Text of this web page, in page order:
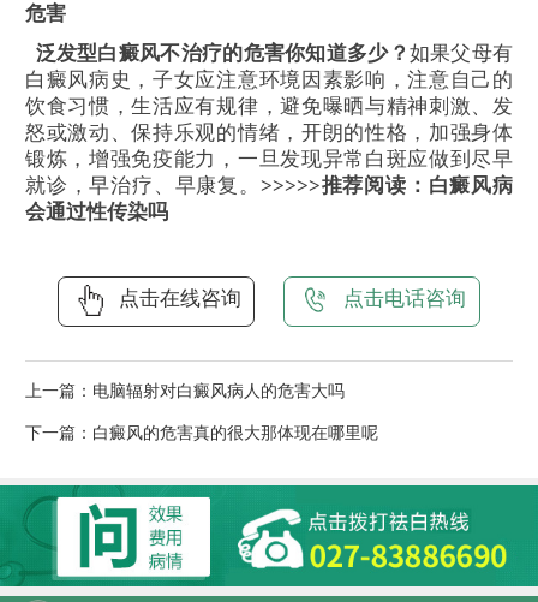
危害
泛发型白癜风不治疗的危害你知道多少？ 如果父母有
白癜风病史，子女应注意环境因素影响，注意自己的
饮食习惯，生活应有规律，避免曝晒与精神刺激、发
怒或激动、保持乐观的情绪，开朗的性格，加强身体
锻炼，增强免疫能力，一旦发现异常白斑应做到尽早
就诊，早治疗、早康复。 >>>>>推荐阅读：白癜风病
会通过性传染吗
点击在线咨询 点击电话咨询
上一篇： 电脑辐射对白癜风病人的危害大吗
下一篇： 白癜风的危害真的很大那体现在哪里呢